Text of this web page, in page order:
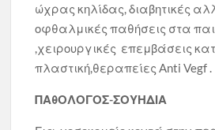
ώχρας κηλίδας, διαβητικές
οφθαλμικές παθήσεις στα
,χειρουργικές επεμβάσεις
πλαστική,θεραπείες Anti Vegf .
ΠΑθΟΛΟΓΟΣ-ΣΟΥΗΔΙΑ